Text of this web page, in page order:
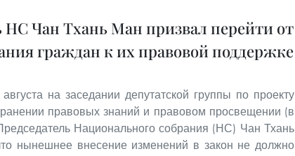
НС Чан Тхань Ман призвал перейти от
граждан к их правовой поддержке
на заседании депутатской группы по проекту
правовых знаний и правовом просвещении (в
Национального собрания (НС) Чан Тхань
нынешнее внесение изменений в закон не должно